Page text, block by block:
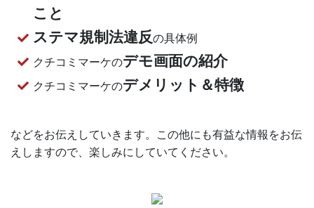
こと
ステマ規制法違反の具体例
クチコミマーケのデモ画面の紹介
クチコミマーケのデメリット＆特徴
などをお伝えしていきます。この他にも有益な情報をお伝
えしますので、楽しみにしていてください。